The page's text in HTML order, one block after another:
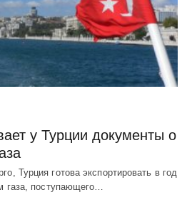
у Турции документы о
Турция готова экспортировать в год
газа, поступающего…